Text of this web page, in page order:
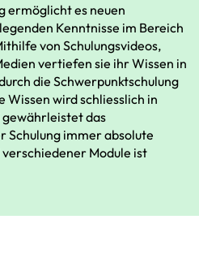
ermöglichtes neuen
Kenntnisse im Bereich
von Schulungsvideos,
vertiefen sie ihrWissen in
die Schwerpunktschulung
Wissen wirdschliesslich in
gewährleistetdas
Schulung immerabsolute
verschiedener Module ist